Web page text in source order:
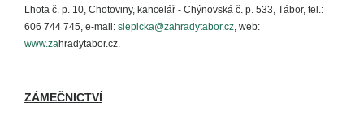
Lhota č. p. 10, Chotoviny, kancelář - Chýnovská č. p. 533, Tábor, tel.:
606 744 745, e-mail: slepicka@zahradytabor.cz, web:
www.zahradytabor.cz.
ZÁMEČNICTVÍ